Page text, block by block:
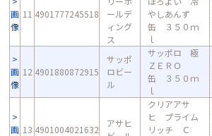
画
像
11 4901777245518
ールデ
ィング
ス
やしあんず
缶 ３５０ｍ
ｌ
画
像
12 4901880872915
サッポ
ロビー
ル
サッポロ 極
ＺＥＲＯ
缶 ３５０ｍ
ｌ
画 13 4901004021632
アサヒ
クリアアサ
ヒ プライム
リッチ Ｃ